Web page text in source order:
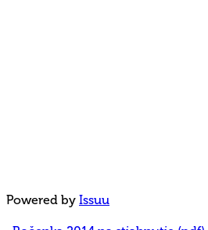
Powered by Issuu